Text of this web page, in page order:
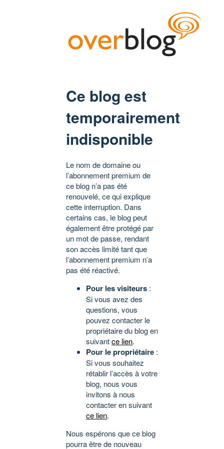
Ce blog est
temporairement
indisponible
Le nom de domaine ou
l’abonnement premium de
ce blog n’a pas été
renouvelé, ce qui explique
cette interruption. Dans
certains cas, le blog peut
également être protégé par
un mot de passe, rendant
son accès limité tant que
l’abonnement premium n’a
pas été réactivé.
Pour les visiteurs :
Si vous avez des
questions, vous
pouvez contacter le
propriétaire du blog en
suivantce lien.
Pour le propriétaire :
Si vous souhaitez
rétablir l’accès à votre
blog, nous vous
invitons à nous
contacter en suivant
ce lien.
Nous espérons que ce blog
pourra être de nouveau